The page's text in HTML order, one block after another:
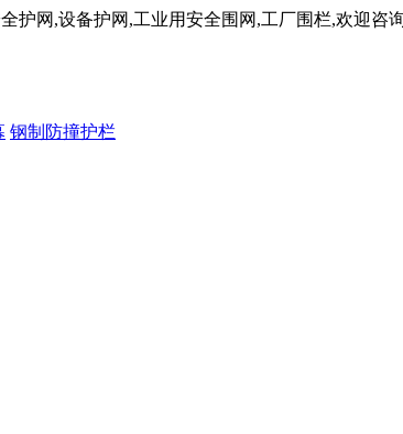
护网,设备护网,工业用安全围网,工厂围栏,欢迎咨
钢制防撞护栏